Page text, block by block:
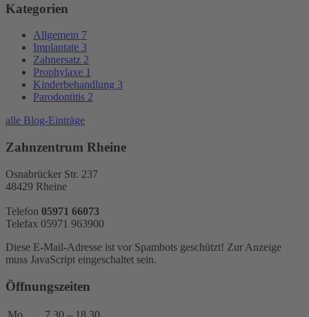
Kategorien
Allgemein 7
Implantate 3
Zahnersatz 2
Prophylaxe 1
Kinderbehandlung 3
Parodontitis 2
alle Blog-Einträge
Zahnzentrum Rheine
Osnabrücker Str. 237
48429 Rheine
Telefon 05971 66073
Telefax 05971 963900
Diese E-Mail-Adresse ist vor Spambots geschützt! Zur Anzeige
muss JavaScript eingeschaltet sein.
Öffnungszeiten